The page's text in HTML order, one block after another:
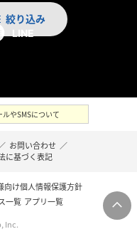
絞り込み
LINE
ルやSMSについて
お問い合わせ ／
に基づく表記
向け個人情報保護方針
一覧 アプリ一覧
Inc.